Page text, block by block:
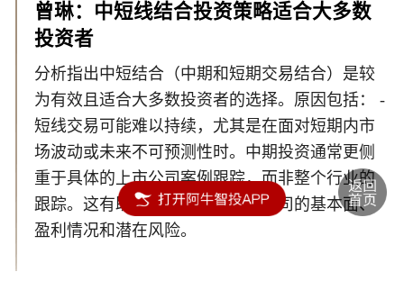
曾琳：中短线结合投资策略适合大多数
投资者
分析指出中短结合（中期和短期交易结合）是较
为有效且适合大多数投资者的选择。原因包括： -
短线交易可能难以持续，尤其是在面对短期内市
场波动或未来不可预测性时。中期投资通常更侧
重于具体的上市公司案例跟踪，而非整个行业的
跟踪。这有助于投资者深入了解公司的基本面、
盈利情况和潜在风险。